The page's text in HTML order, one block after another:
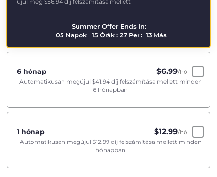
újul meg $56.94 díj felszámítása mellett
Summer Offer Ends In:
05 Napok 15Órák: 27 Per: 13 Más
6 hónap $6.99/hó
Automatikusan megújul $41.94díj felszámítása mellett minden
6 hónapban
1 hónap $12.99/hó
Automatikusan megújul $12.99díj felszámítása mellett minden
hónapban